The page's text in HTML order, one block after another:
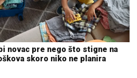
novac pre nego što stigne na
skoro niko ne planira